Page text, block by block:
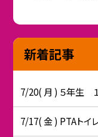
新着記事
7/20( 月 ) ５年生 １
7/17( 金 ) PTAトイ